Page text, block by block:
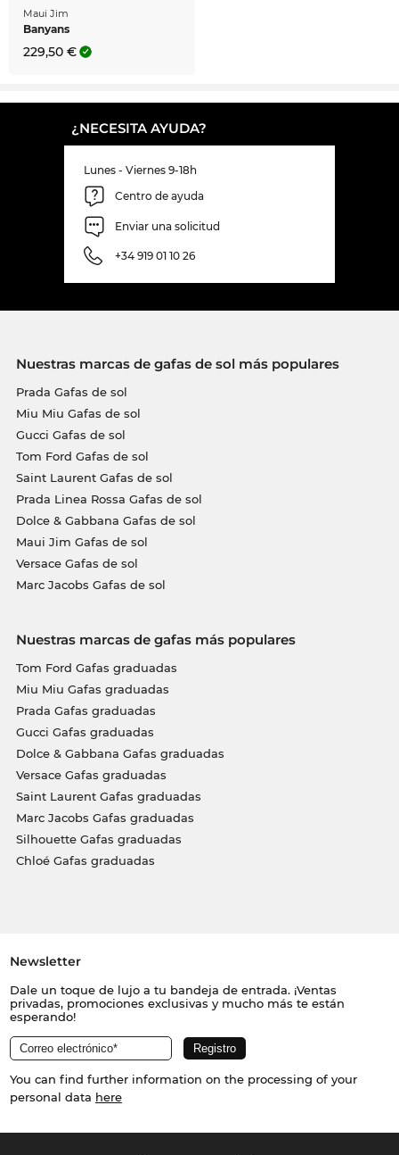
Maui Jim
Banyans
229,50 €
¿NECESITA AYUDA?
Lunes - Viernes 9-18h
Centro de ayuda
Enviar una solicitud
+34 919 01 10 26
Nuestras marcas de gafas de sol más populares
Prada Gafas de sol
Miu Miu Gafas de sol
Gucci Gafas de sol
Tom Ford Gafas de sol
Saint Laurent Gafas de sol
Prada Linea Rossa Gafas de sol
Dolce & Gabbana Gafas de sol
Maui Jim Gafas de sol
Versace Gafas de sol
Marc Jacobs Gafas de sol
Nuestras marcas de gafas más populares
Tom Ford Gafas graduadas
Miu Miu Gafas graduadas
Prada Gafas graduadas
Gucci Gafas graduadas
Dolce & Gabbana Gafas graduadas
Versace Gafas graduadas
Saint Laurent Gafas graduadas
Marc Jacobs Gafas graduadas
Silhouette Gafas graduadas
Chloé Gafas graduadas
Newsletter
Dale un toque de lujo a tu bandeja de entrada. ¡Ventas
privadas, promociones exclusivas y mucho más te están
esperando!
You can find further information on the processing of your
personal data here